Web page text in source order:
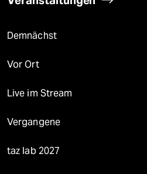
Demnächst
Vor Ort
Live im Stream
Vergangene
taz lab 2027